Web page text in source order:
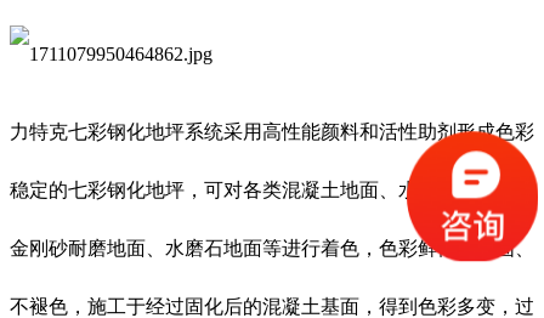
力特克七彩钢化地坪系统采用高性能颜料和活性助剂形成色彩
稳定的七彩钢化地坪，可对各类混凝土地面、水泥砂浆地面、
金刚砂耐磨地面、水磨石地面等进行着色，色彩鲜艳、牢固、
不褪色，施工于经过固化后的混凝土基面，得到色彩多变，过